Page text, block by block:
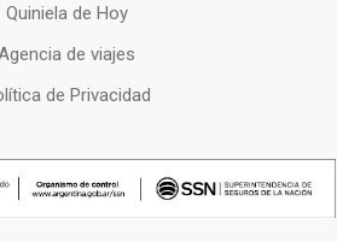
Quiniela de Hoy
de viajes
de Privacidad